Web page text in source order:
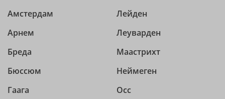
Амстердам
Арнем
Бреда
Бюссюм
Гаага
Лейден
Леуварден
Маастрихт
Неймеген
Осс